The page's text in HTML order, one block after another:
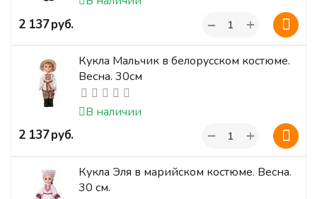
‍2 137‍руб. +
−
Кукла Мальчик в белорусском костюме.
Весна. 30см
В наличии
‍2 137‍руб. +
−
Кукла Эля в марийском костюме. Весна.
30 см.